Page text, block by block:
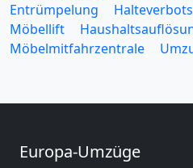
Entrümpelung
Möbellift
Möbelmitfahrzentrale
Europa-Umzüge